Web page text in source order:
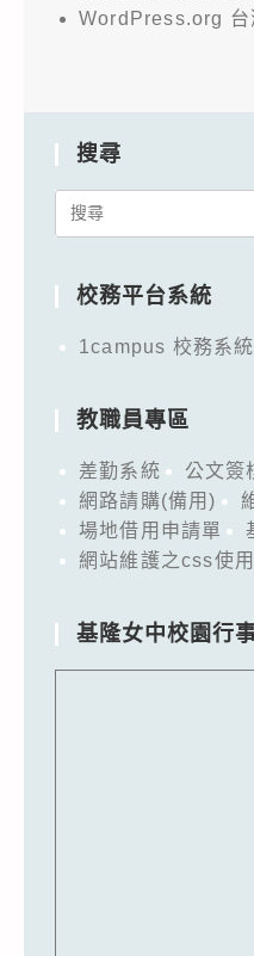
WordPress.org 台
搜尋
Search
校務平台系統
1campus 校務系統
教職員專區
差勤系統 公文簽
網路請購(備用)
場地借用申請單
網站維護之css使
基隆女中校園行